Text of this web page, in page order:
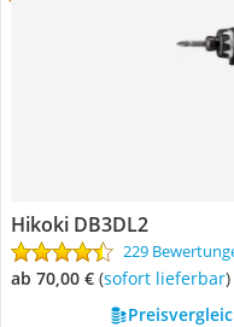
Hikoki DB3DL2
229
ab 70,00 € ( Sofort lieferbar)